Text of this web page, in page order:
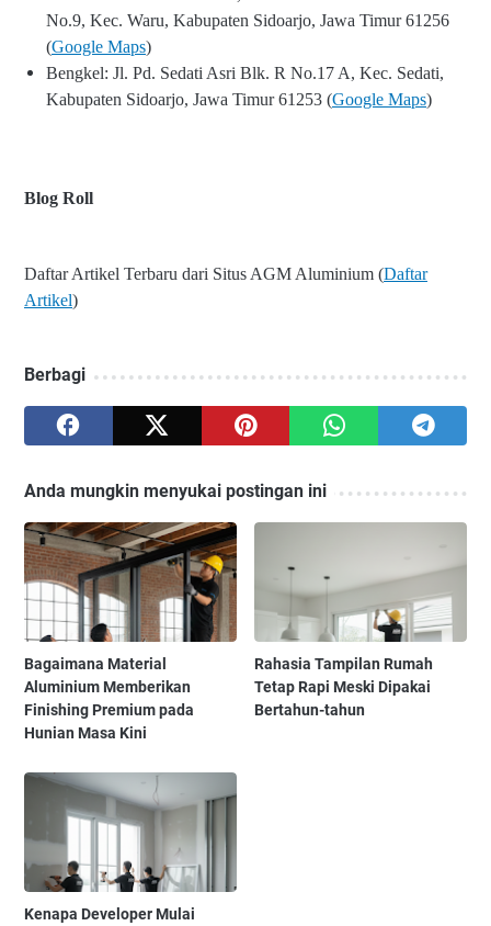
No.9, Kec. Waru, Kabupaten Sidoarjo, Jawa Timur 61256
(Google Maps)
Bengkel: Jl. Pd. Sedati Asri Blk. R No.17 A, Kec. Sedati,
Kabupaten Sidoarjo, Jawa Timur 61253 (Google Maps)
Blog Roll
Daftar Artikel Terbaru dari Situs AGM Aluminium (Daftar
Artikel)
Berbagi
Anda mungkin menyukai postingan ini
Bagaimana Material
Aluminium Memberikan
Finishing Premium pada
Hunian Masa Kini
Rahasia Tampilan Rumah
Tetap Rapi Meski Dipakai
Bertahun-tahun
Kenapa Developer Mulai